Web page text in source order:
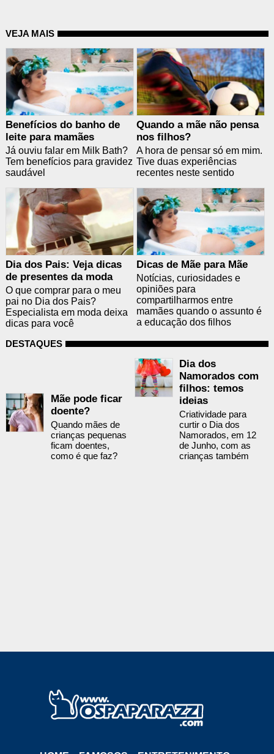
VEJA MAIS
Benefícios do banho de
leite para mamães
Já ouviu falar em Milk Bath?
Tem benefícios para gravidez
saudável
Quando a mãe não pensa
nos filhos?
A hora de pensar só em mim.
Tive duas experiências
recentes neste sentido
Dia dos Pais: Veja dicas
de presentes da moda
O que comprar para o meu
pai no Dia dos Pais?
Especialista em moda deixa
dicas para você
Dicas de Mãe para Mãe
Notícias, curiosidades e
opiniões para
compartilharmos entre
mamães quando o assunto é
a educação dos filhos
DESTAQUES
Mãe pode ficar
doente?
Quando mães de
crianças pequenas
ficam doentes,
como é que faz?
Dia dos
Namorados com
filhos: temos
ideias
Criatividade para
curtir o Dia dos
Namorados, em 12
de Junho, com as
crianças também